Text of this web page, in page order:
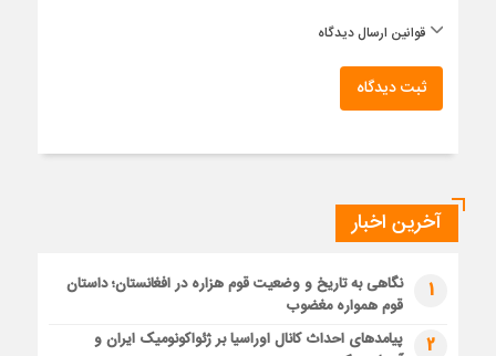
قوانین ارسال دیدگاه
ثبت دیدگاه
آخرین اخبار
1
نگاهی به تاریخ و وضعیت قوم هزاره در افغانستان؛ داستان
قوم همواره مغضوب
2
پیامدهای احداث کانال اوراسیا بر ژئواکونومیک ایران و